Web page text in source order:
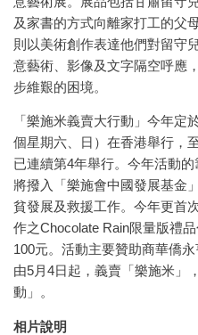
及家書的方式向離家打工的父
則以美術創作表達他們對留守
意藝術、影像及文字隔空呼應
步維艱的困境。
「樂施米義賣大行動」今年定
個星期六、日）在香港舉行，
已連續第4年舉行。今年活動
將撥入「樂施會中國發展基金
貧發展及救援工作。今年更首
作之Chocolate Rain限量版禮
100元。活動主要贊助商華僑
由5月4日起，義賣「樂施米」
動」。
相片說明